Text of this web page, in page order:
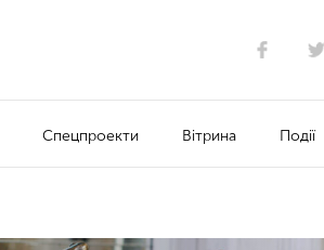
Спецпроекти Вітрина Події